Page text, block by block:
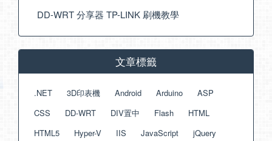
DD-WRT 分享器 TP-LINK 刷機教學
文章標籤
.NET 3D印表機 Android Arduino
ASP
CSS
DD-WRT DIV置中 Flash
HTML
HTML5
Hyper-V IIS JavaScript
jQuery